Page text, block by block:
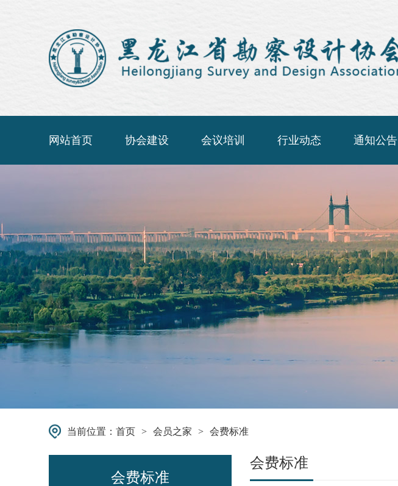
网站首页 协会建设 会议培训 行业动态 通知公告
当前位置： 首页 > 会员之家 > 会费标准
会费标准
会费标准